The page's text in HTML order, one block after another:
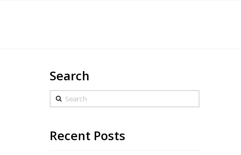
Search
Search
Recent Posts